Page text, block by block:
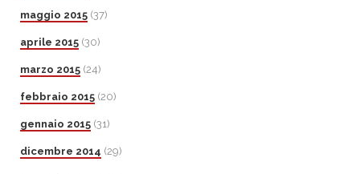
maggio 2015 (37)
aprile 2015 (30)
marzo 2015 (24)
febbraio 2015 (20)
gennaio 2015 (31)
dicembre 2014 (29)